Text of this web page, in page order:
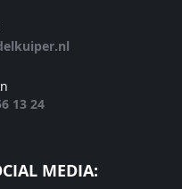
13 24
MEDIA: